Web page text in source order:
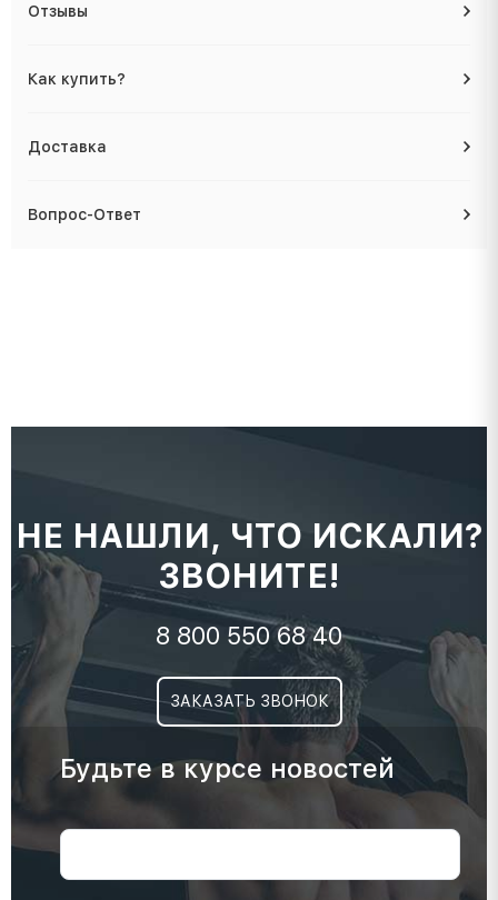
Отзывы
Как купить?
Доставка
Вопрос-Ответ
НЕ НАШЛИ, ЧТО ИСКАЛИ?
ЗВОНИТЕ!
8 800 550 68 40
ЗАКАЗАТЬ ЗВОНОК
Будьте в курсе новостей